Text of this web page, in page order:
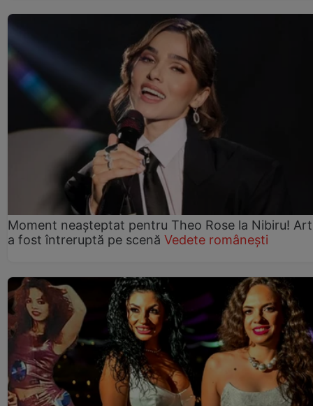
Moment neașteptat pentru Theo Rose la Nibiru!
a fost întreruptă pe scenă Vedete românești